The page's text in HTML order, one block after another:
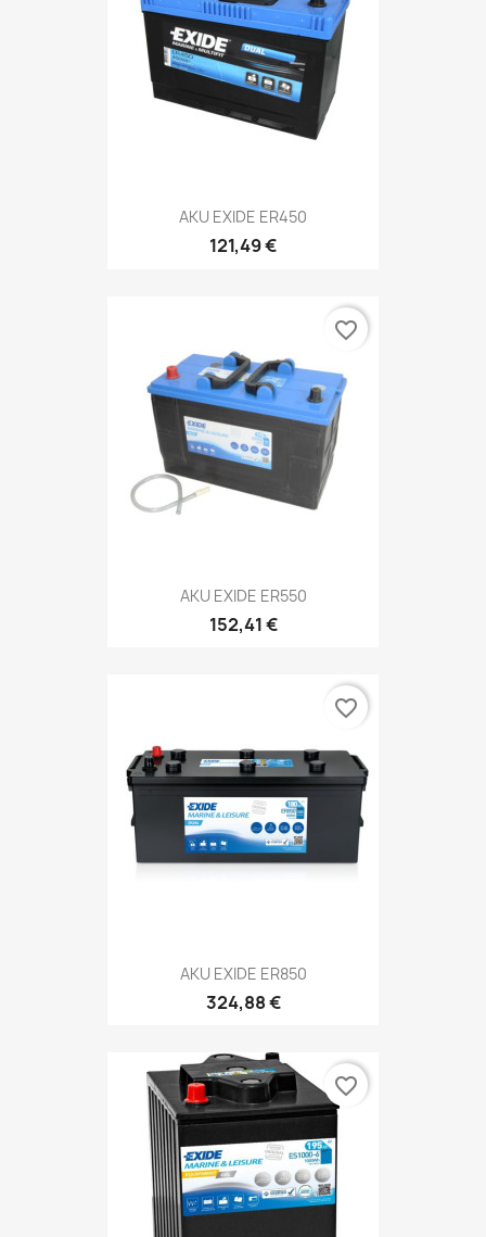
AKU EXIDE ER450
121,49 €
AKU EXIDE ER550
152,41 €
favorite_border
AKU EXIDE ER850
324,88 €
favorite_border
favorite_border